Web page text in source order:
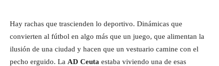
Hay rachas que trascienden lo deportivo. Dinámicas que
convierten al fútbol en algo más que un juego, que alimentan la
ilusión de una ciudad y hacen que un vestuario camine con el
pecho erguido. La AD Ceuta estaba viviendo una de esas